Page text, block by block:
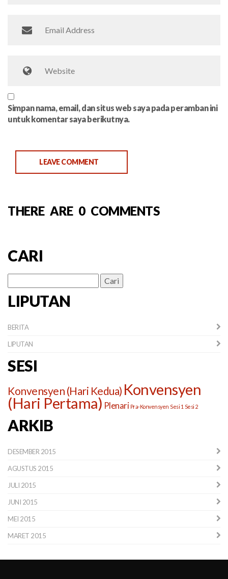
Simpan nama, email, dan situs web saya pada peramban ini
untuk komentar saya berikutnya.
LEAVE COMMENT
THERE ARE 0 COMMENTS
CARI
untuk:
LIPUTAN
BERITA
LIPUTAN
SESI
Konvensyen (Hari Kedua) Konvensyen
(Hari Pertama) Plenari Pra-Konvensyen Sesi 1 Sesi 2
ARKIB
DESEMBER 2015
AGUSTUS 2015
JULI 2015
JUNI 2015
MEI 2015
MARET 2015